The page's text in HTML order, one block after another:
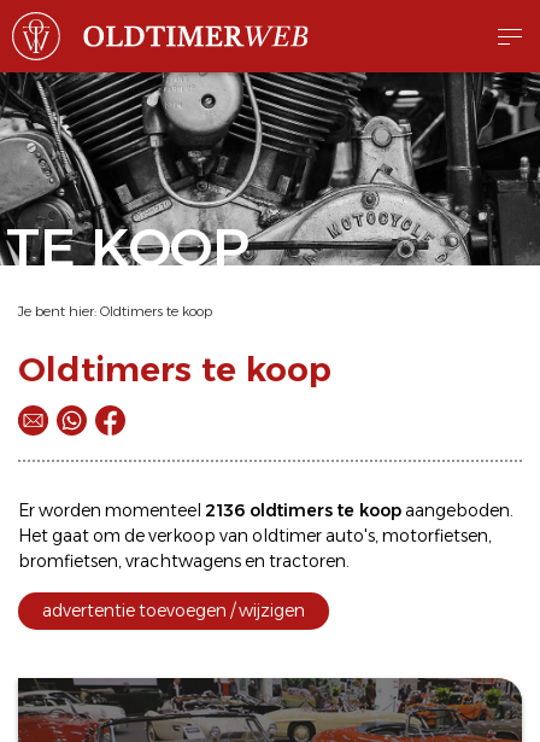
TE KOOP
Je bent hier: Oldtimers te koop
Oldtimers te koop
Er worden momenteel 2136 oldtimers te koopaangeboden.
Het gaat om deverkoop van oldtimerauto's,motorfietsen,
bromfietsen,vrachtwagens en tractoren.
advertentie toevoegen / wijzigen